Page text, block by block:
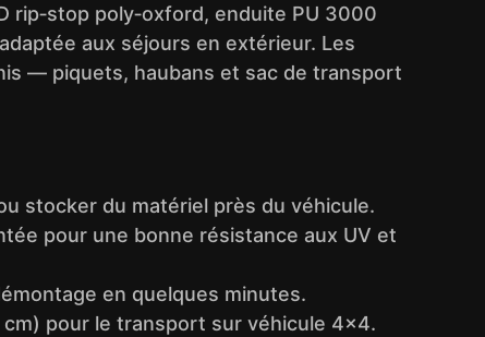
rip‑stop poly‑oxford, enduite PU 3000
aux séjours en extérieur. Les
— piquets, haubans et sac de transport
stocker du matériel près du véhicule.
pour une bonne résistance aux UV et
en quelques minutes.
pour le transport sur véhicule 4×4.